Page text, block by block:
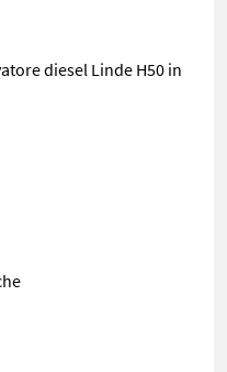
diesel Linde H50 in